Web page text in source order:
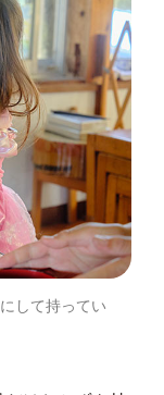
して持ってい